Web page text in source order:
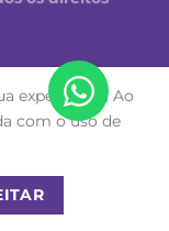
experiência. Ao
com o uso de